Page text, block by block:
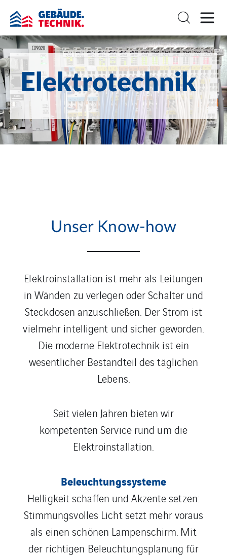
Elektrotechnik
Unser Know-how
Elektroinstallation ist mehr als Leitungen
in Wänden zu verlegen oder Schalter und
Steckdosen anzuschließen. Der Strom ist
vielmehr intelligent und sicher geworden.
Die moderne Elektrotechnik ist ein
wesentlicher Bestandteil des täglichen
Lebens.
Seit vielen Jahren bieten wir
kompetenten Service rund um die
Elektroinstallation.
Beleuchtungssysteme
Helligkeit schaffen und Akzente setzen:
Stimmungsvolles Licht setzt mehr voraus
als einen schönen Lampenschirm. Mit
der richtigen Beleuchtungsplanung für